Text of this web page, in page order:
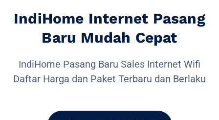
IndiHome Internet Pasang
Baru Mudah Cepat
IndiHome Pasang Baru Sales Internet Wifi
Daftar Harga dan Paket Terbaru dan Berlaku